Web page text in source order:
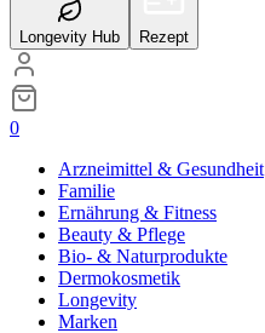
Longevity Hub Rezept
0
Arzneimittel & Gesundheit
Familie
Ernährung & Fitness
Beauty & Pflege
Bio- & Naturprodukte
Dermokosmetik
Longevity
Marken